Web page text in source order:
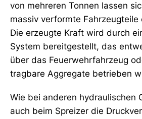
von mehreren Tonnen lassen
massiv verformte
Die erzeugte Kraft wird durch
System bereitgestellt, das
über das Feuerwehrfahrzeug
tragbare Aggregate betrieben
Wie bei anderen hydraulischen
auch beim Spreizer die